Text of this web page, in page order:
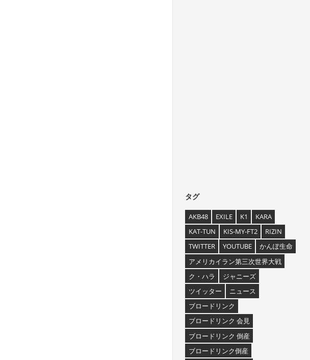
タグ
AKB48 EXILE K1
KARA
KAT-TUN
KIS-MY-FT2
RIZIN
TWITTER
YOUTUBE
かんぽ生命
アメリカイラン第三次世界大戦
ク・ハラ
ジャニーズ
ツイッター
ニュース
ブロードリンク
ブロードリンク 会見
ブロードリンク 倒産
ブロードリンク倒産